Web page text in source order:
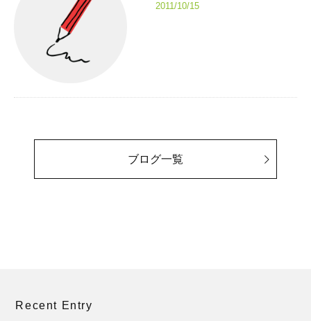
2011/10/15
ブログ一覧
Recent Entry